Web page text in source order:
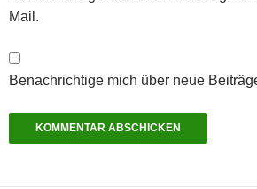
Mail.
Benachrichtige mich über neue